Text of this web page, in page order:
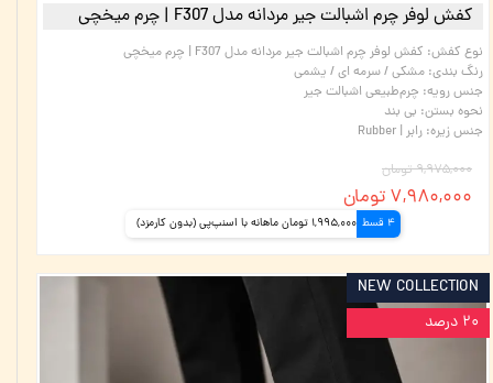
کفش لوفر چرم اشبالت جیر مردانه مدل F307 | چرم میخچی
نوع کفش: کفش لوفر چرم اشبالت جیر مردانه مدل F307 | چرم میخچی
رنگ بندی: مشکی / سرمه ای / یشمی
جنس رویه: چرم‌طبیعی اشبالت جیر
نحوه بستن: بی بند
جنس زیره: رابر | Rubber
۹,۹۷۵,۰۰۰ تومان
۷,۹۸۰,۰۰۰ تومان
4 قسط 1,995,000 تومان ماهانه با اسنپ‌پی (بدون کارمزد)
NEW COLLECTION
۲۰ درصد